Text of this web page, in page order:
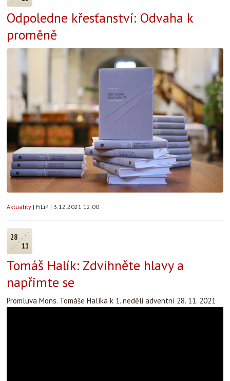
Odpoledne křesťanství: Odvaha k
proměně
Aktuality | FiLiP | 3.12.2021 12:00
28
11
Tomáš Halík: Zdvihněte hlavy a
napřimte se
Promluva Mons. Tomáše Halíka k 1. neděli adventní 28. 11. 2021